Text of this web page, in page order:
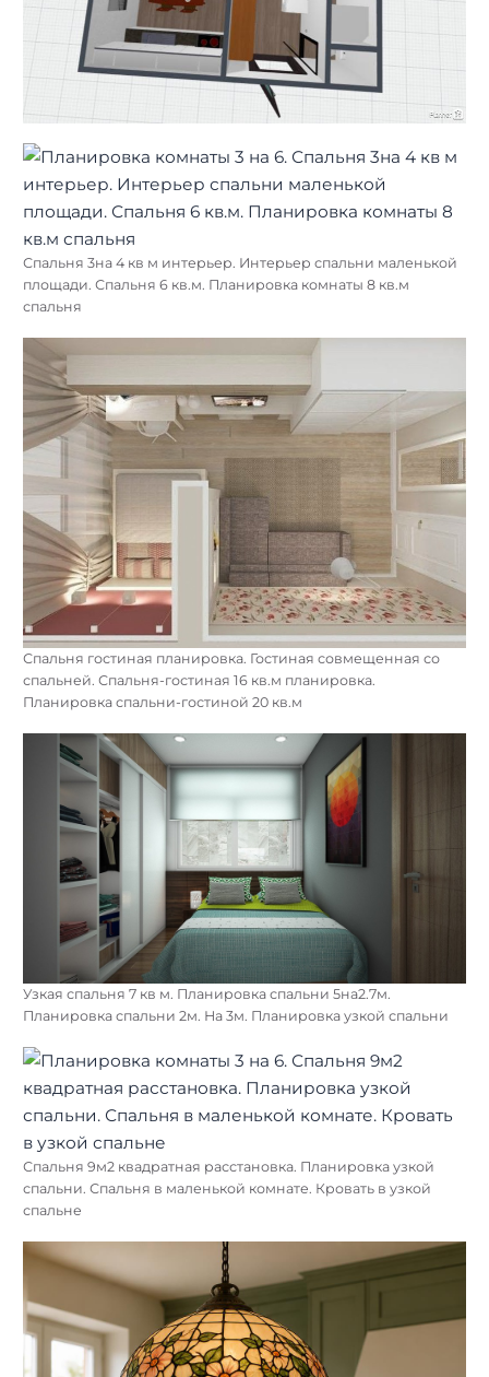
Спальня 3на 4 кв м интерьер. Интерьер спальни маленькой
площади. Спальня 6 кв.м. Планировка комнаты 8 кв.м
спальня
Спальня гостиная планировка. Гостиная совмещенная со
спальней. Спальня-гостиная 16 кв.м планировка.
Планировка спальни-гостиной 20 кв.м
Узкая спальня 7 кв м. Планировка спальни 5на2.7м.
Планировка спальни 2м. На 3м. Планировка узкой спальни
Спальня 9м2 квадратная расстановка. Планировка узкой
спальни. Спальня в маленькой комнате. Кровать в узкой
спальне